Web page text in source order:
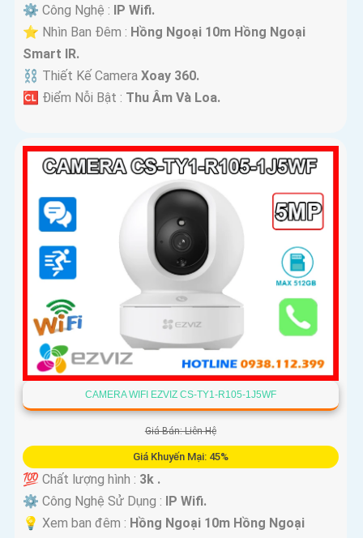
⚙ Công Nghệ : IP Wifi.
⭐ Nhìn Ban Đêm : Hồng Ngoại 10m Hồng Ngoại
Smart IR.
⛓ Thiết Kế Camera Xoay 360.
️🆑 Điểm Nỗi Bật : Thu Âm Và Loa.
CAMERA WIFI EZVIZ CS-TY1-R105-1J5WF
Giá Bán: Liên Hệ
Giá Khuyến Mại: 45%
💯 Chất lượng hình : 3k .
⚙ Công Nghệ Sử Dụng : IP Wifi.
💡 Xem ban đêm : Hồng Ngoại 10m Hồng Ngoại